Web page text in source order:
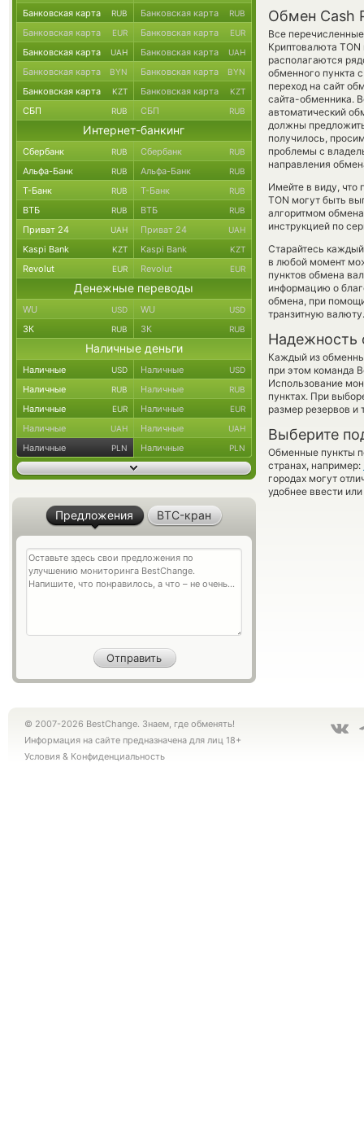
Обмен Cash
Все
Криптовалюта
располагаются
обменного пункта
переход на сайт
сайта-обменника.
автоматический
должны
получилось,
проблемы с
направления
Имейте в виду, что
TON могут быть
алгоритмом обмена
инструкцией по
Старайтесь
в любой момент
пунктов обмена
информацию о
обмена, при
транзитную валюту.
Надежность
Каждый из
при этом команда
Использование
пунктах. При
размер резервов и
Выберите
Обменные пункты
странах, например:
городах могут
удобнее ввести
Банковская карта RUB Банковская карта RUB
Банковская карта EUR Банковская карта EUR
Банковская карта UAH Банковская карта UAH
Банковская карта BYN Банковская карта BYN
Банковская карта KZT Банковская карта KZT
СБП RUB СБП RUB
Интернет-банкинг
Сбербанк RUB Сбербанк RUB
Альфа-Банк RUB Альфа-Банк RUB
Т-Банк RUB Т-Банк RUB
ВТБ RUB ВТБ RUB
Приват 24 UAH Приват 24 UAH
Kaspi Bank KZT Kaspi Bank KZT
Revolut EUR Revolut EUR
Денежные переводы
WU USD WU USD
ЗК RUB ЗК RUB
Наличные деньги
Наличные USD Наличные USD
Наличные RUB Наличные RUB
Наличные EUR Наличные EUR
Наличные UAH Наличные UAH
Наличные PLN Наличные PLN
Предложения BTC-кран
© 2007-2026 BestChange. Знаем, где обменять!
Информация на сайте предназначена для лиц 18+
Условия & Конфиденциальность